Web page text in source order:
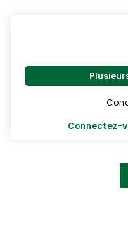
Connectez-